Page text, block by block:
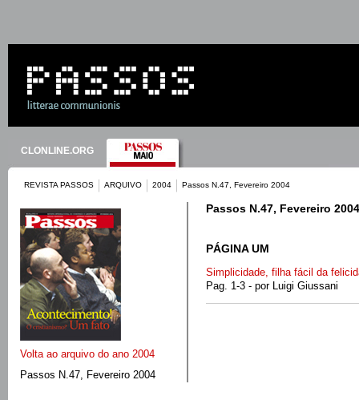
CLONLINE.ORG
REVISTA PASSOS ARQUIVO 2004 Passos N.47, Fevereiro 2004
Volta ao arquivo do ano 2004
Passos N.47, Fevereiro 2004
Passos N.47, Fevereiro 2004
PÁGINA UM
Simplicidade, filha fácil da
Pag. 1-3 - por Luigi Giussani